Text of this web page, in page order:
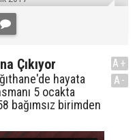
Çıkıyor
hayata
5 ocakta
bağımsız birimden
A+
A-